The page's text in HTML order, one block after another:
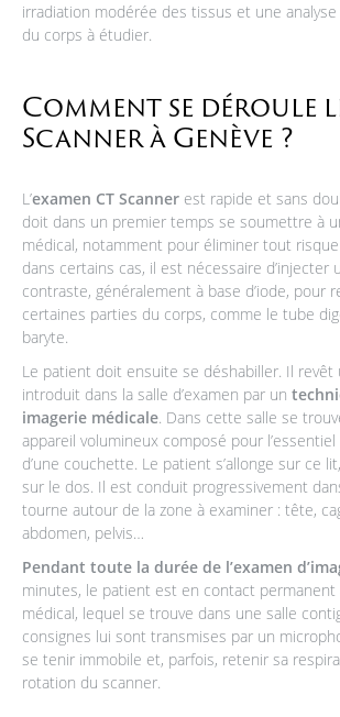
irradiation modérée des tissus et une
du corps à étudier.
Comment se déroule
Scanner à Genève ?
L’examen CT Scanner est rapide et sans
doit dans un premier temps se soumettre à
médical, notamment pour éliminer tout risque
dans certains cas, il est nécessaire d’injecter
contraste, généralement à base d’iode, pour
certaines parties du corps, comme le tube
baryte.
Le patient doit ensuite se déshabiller. Il
introduit dans la salle d’examen par un
imagerie médicale. Dans cette salle se
appareil volumineux composé pour l’essentiel
d’une couchette. Le patient s’allonge sur ce
sur le dos. Il est conduit progressivement
tourne autour de la zone à examiner : tête,
abdomen, pelvis…
Pendant toute la durée de l’examen
minutes, le patient est en contact permanent
médical, lequel se trouve dans une salle
consignes lui sont transmises par un
se tenir immobile et, parfois, retenir sa
rotation du scanner.